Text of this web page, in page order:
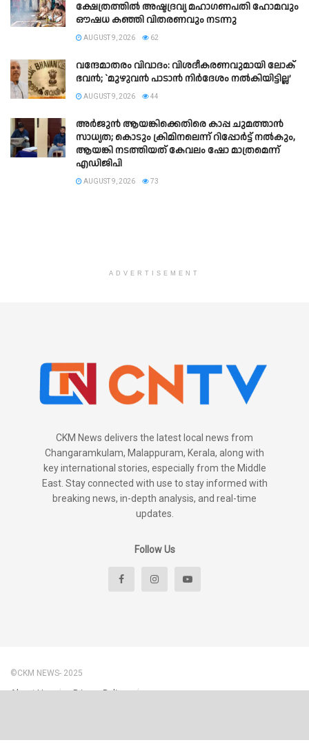
ക്ഷേത്രത്തിൽ അഷ്ടദ്രവ്യ മഹാഗണപതി ഹോമവും
ഔഷധ കഞ്ഞി വിതരണവും നടന്നു
AUGUST 9, 2026 62
വന്ദേമാതരം വിവാദം: വിശദീകരണവുമായി ലോക്
ഭവൻ; `മുഴുവൻ പാടാൻ നിർദേശം നൽകിയിട്ടില്ല’
AUGUST 9, 2026 44
അർജുൻ ആയങ്കിക്കെതിരെ കാപ്പ ചുമത്താൻ
സാധ്യത; കൊടും ക്രിമിനലെന്ന് റിപ്പോർട്ട് നൽകും,
ആയങ്കി നടത്തിയത് കേവലം ഷോ മാത്രമെന്ന്
എഡിജിപി
AUGUST 9, 2026 73
ADVERTISEMENT
CKM News delivers the latest local news from
Changaramkulam, Malappuram, Kerala, along with
key international stories, especially from the Middle
East. Stay connected with use to stay informed with
breaking news, in-depth analysis, and real-time
updates.
Follow Us
©CKM NEWS- 2025
About Us
Privacy Policy